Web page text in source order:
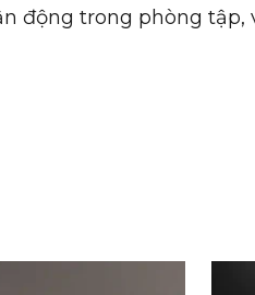
động trong phòng